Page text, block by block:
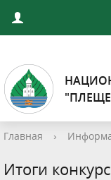
Главная ›
Итоги